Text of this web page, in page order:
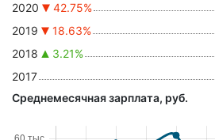
2020
42.75%
2019
18.63%
2018
3.21%
2017
Среднемесячная зарплата, руб.